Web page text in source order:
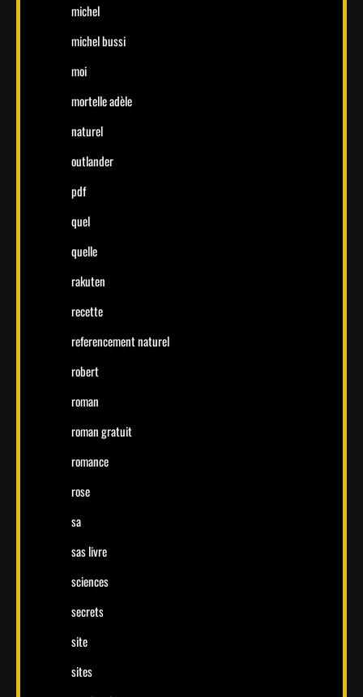
michel
michel bussi
moi
mortelle adèle
naturel
outlander
pdf
quel
quelle
rakuten
recette
referencement naturel
robert
roman
roman gratuit
romance
rose
sa
sas livre
sciences
secrets
site
sites